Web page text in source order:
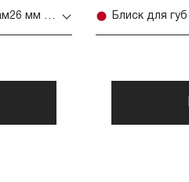
Блиск для губ у рефілах діам26 мм (14)